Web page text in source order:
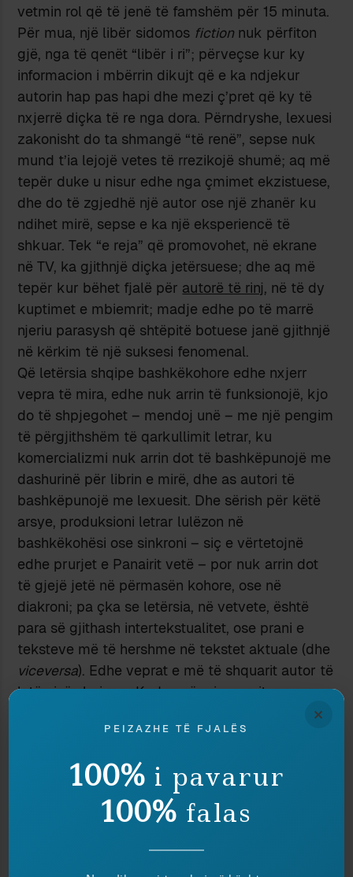
vetmin rol që të jenë të famshëm për 15 minuta.
Për mua, një libër sidomos fiction nuk përfiton
gjë, nga të qenët “libër i ri”; përveçse kur ky
informacion i mbërrin dikujt që e ka ndjekur
autorin hap pas hapi dhe mezi ç’pret që ky të
nxjerrë diçka të re nga dora. Përndryshe, lexuesi
zakonisht do ta shmangë “të renë”, sepse nuk
mund t’ia lejojë vetes të rrezikojë shumë; aq më
tepër duke u nisur edhe nga çmimet ekzistuese,
dhe do të zgjedhë një autor ose një zhanër ku
ndihet mirë, sepse e ka një eksperiencë të
shkuar. Tek “e reja” që promovohet, në ekrane
në TV, ka gjithnjë diçka jetërsuese; dhe aq më
tepër kur bëhet fjalë për autorë të rinj, në të dy
kuptimet e mbiemrit; madje edhe po të marrë
njeriu parasysh që shtëpitë botuese janë gjithnjë
në kërkim të një suksesi fenomenal.
Që letërsia shqipe bashkëkohore edhe nxjerr
vepra të mira, edhe nuk arrin të funksionojë, kjo
do të shpjegohet – mendoj unë – me një pengim
të përgjithshëm të qarkullimit letrar, ku
komercializmi nuk arrin dot të bashkëpunojë me
dashurinë për librin e mirë, dhe as autori të
bashkëpunojë me lexuesit. Dhe sërish për këtë
arsye, produksioni letrar lulëzon në
bashkëkohësi ose sinkroni – siç e vërtetojnë
edhe prurjet e Panairit vetë – por nuk arrin dot
të gjejë jetë në përmasën kohore, ose në
diakroni; pa çka se letërsia, në vetvete, është
para së gjithash intertekstualitet, ose prani e
teksteve më të hershme në tekstet aktuale (dhe
viceversa). Edhe veprat e më të shquarit autor të
letërsisë shqipe – Kadaresë – i paraqiten
lexuesit si të ishin letra bixhozi të shtruara për
madhështor, ose jashtë përmasës
janë shkruar, dhe lidhjeve që kanë vendosur
mes tyre në kohë.
Ky keqtrajtim i pafalshëm i kohësisë
×
PEIZAZHE TË FJALËS
100% i pavarur
100% falas